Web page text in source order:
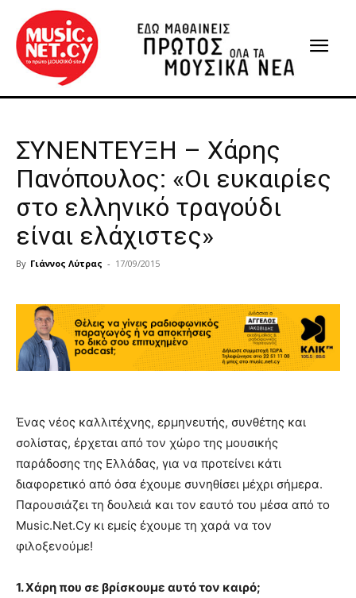
ΣΥΝΕΝΤΕΥΞΗ – Χάρης
Πανόπουλος: «Οι ευκαιρίες
στο ελληνικό τραγούδι
είναι ελάχιστες»
By Γιάννος Λύτρας - 17/09/2015
Ένας νέος καλλιτέχνης, ερμηνευτής, συνθέτης και
σολίστας, έρχεται από τον χώρο της μουσικής
παράδοσης της Ελλάδας, για να προτείνει κάτι
διαφορετικό από όσα έχουμε συνηθίσει μέχρι σήμερα.
Παρουσιάζει τη δουλειά και τον εαυτό του μέσα από το
Music.Net.Cy κι εμείς έχουμε τη χαρά να τον
φιλοξενούμε!
1. Xάρη που σε βρίσκουμε αυτό τον καιρό;